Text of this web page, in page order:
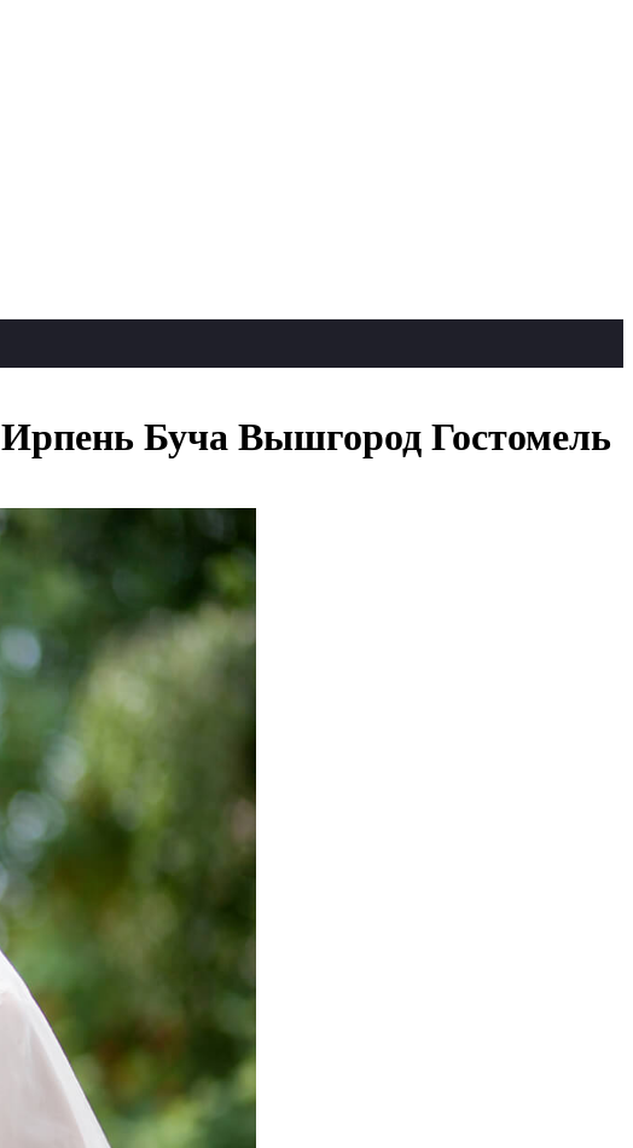
Буча Вышгород Гостомель